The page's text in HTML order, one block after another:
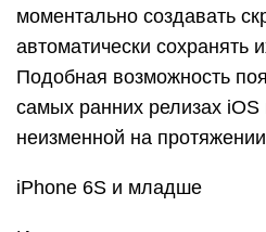
моментально создавать
автоматически сохранять
Подобная возможность
самых ранних релизах iOS
неизменной на
iPhone 6S и младше